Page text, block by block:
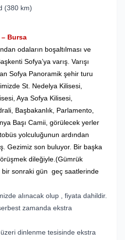
(380 km)
Bursa
odaların boşaltılması ve
Sofya’ya varış. Varışı
Sofya Panoramik şehir turu
St. Nedelya Kilisesi,
Aya Sofya Kilisesi,
Başbakanlık, Parlamento,
Başı Camii, görülecek yerler
yolculuğunun ardından
Gezimiz son buluyor. Bir başka
dileğiyle.(Gümrük
bir sonraki gün geç saatlerinde
alınacak olup , fiyata dahildir.
zamanda ekstra
dinlenme tesisinde ekstra